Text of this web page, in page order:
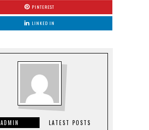
PINTEREST
LINKED IN
ADMIN LATEST POSTS